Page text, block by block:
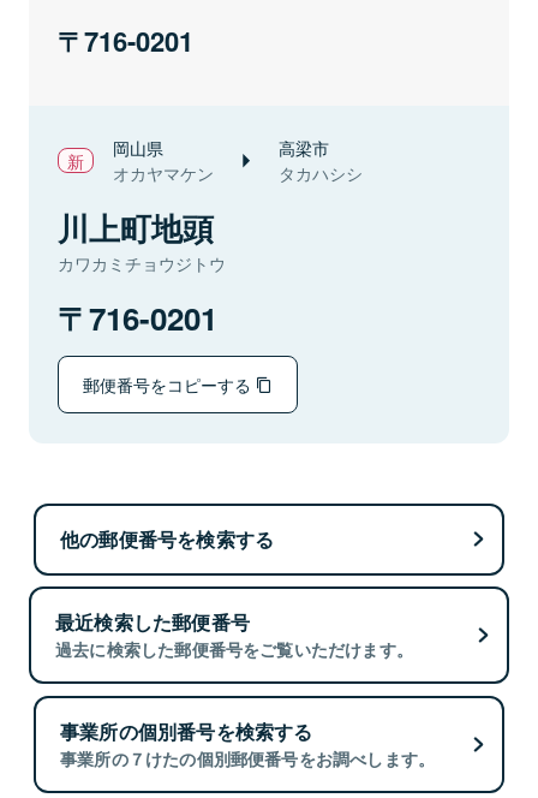
716-0201
岡山県
オカヤマケン
高梁市
タカハシシ
川上町地頭
カワカミチョウジトウ
716-0201
郵便番号をコピーする
他の郵便番号を検索する
最近検索した郵便番号
過去に検索した郵便番号をご覧いただけます。
事業所の個別番号を検索する
事業所の７けたの個別郵便番号をお調べします。